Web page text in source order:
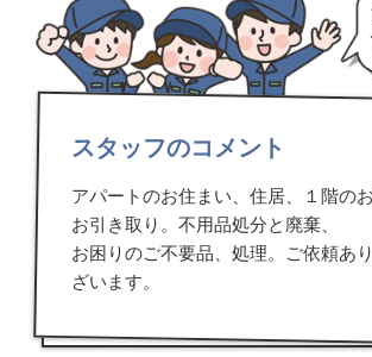
スタッフのコメント
アパートのお住まい、住居、１階の
お引き取り。不用品処分と廃棄、
お困りのご不要品、処理。ご依頼あ
ざいます。